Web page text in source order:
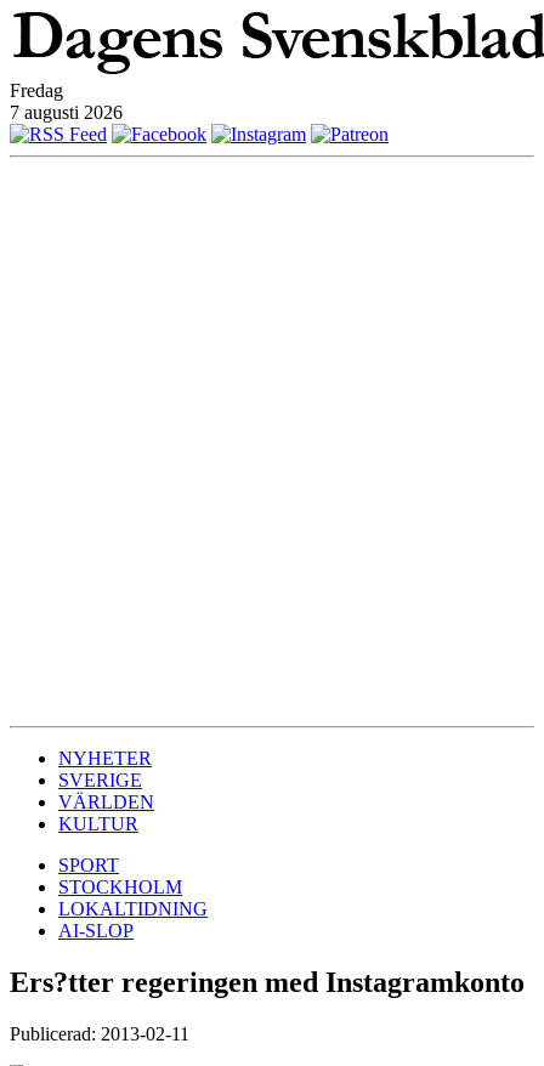
Fredag
7 augusti 2026
NYHETER
SVERIGE
VÄRLDEN
KULTUR
SPORT
STOCKHOLM
LOKALTIDNING
AI-SLOP
Ers?tter regeringen med Instagramkonto
Publicerad: 2013-02-11